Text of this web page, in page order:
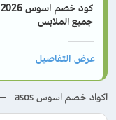
جميع الملابس
اكواد خصم اسوس asos